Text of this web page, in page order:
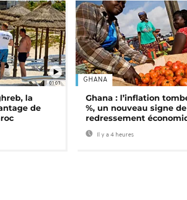
01:01
la
de
GHANA
Ghana : l’inflation
%, un nouveau signe de
redressement
Il y a 4 heures